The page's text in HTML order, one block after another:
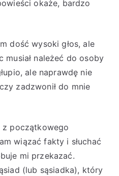
okaże, bardzo
dość wysoki głos, ale
musiał należeć do osoby
ale naprawdę nie
zadzwonił do mnie
z początkowego
wiązać fakty i słuchać
mi przekazać.
(lub sąsiadka), który